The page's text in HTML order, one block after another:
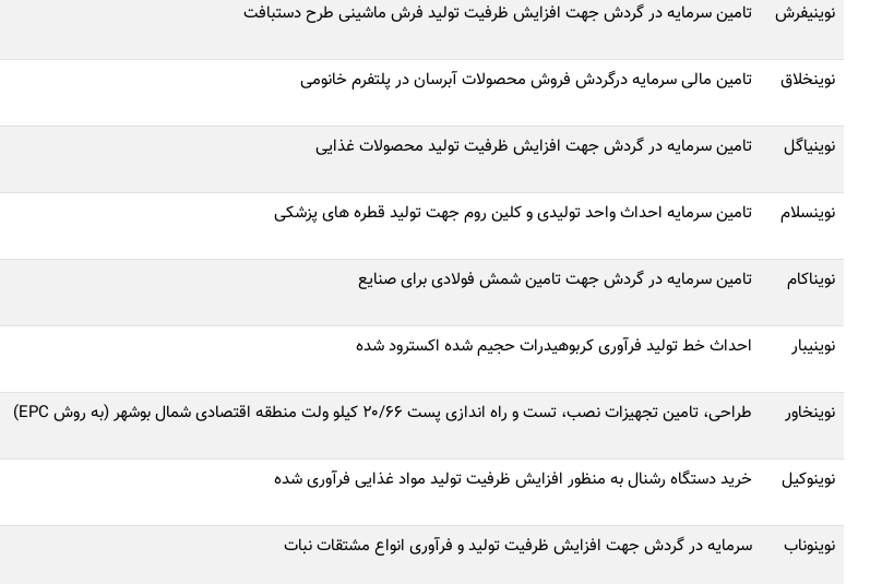
نوینیفرش
تامین سرمایه در گردش جهت افزایش ظرفیت تولید فرش ماشینی طرح دستبافت
نوینخلاق
تامین مالی سرمایه درگردش فروش محصولات آبرسان در پلتفرم خانومی
نوینیاگل
تامین سرمایه در گردش جهت افزایش ظرفیت تولید محصولات غذایی
نوینسلام
تامین سرمایه احداث واحد تولیدی و کلین روم جهت تولید قطره‌ های پزشکی
نویناکام
تامین سرمایه در گردش جهت تامین شمش فولادی برای صنایع
نوینیبار
احداث خط تولید فرآوری کربوهیدرات حجیم شده اکسترود شده
نوینخاور
طراحی، تامین تجهیزات نصب، تست و راه اندازی پست ۲۰/۶۶ کیلو ولت منطقه اقتصادی شمال بوشهر (به روش EPC)
نوینوکیل
خرید دستگاه رشنال به منظور افزایش ظرفیت تولید مواد غذایی فرآوری شده
نوینوناب
سرمایه در گردش جهت افزایش ظرفیت تولید و فرآوری انواع مشتقات نبات